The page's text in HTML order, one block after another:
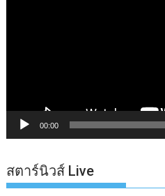
00:00
สตาร์นิวส์ Live